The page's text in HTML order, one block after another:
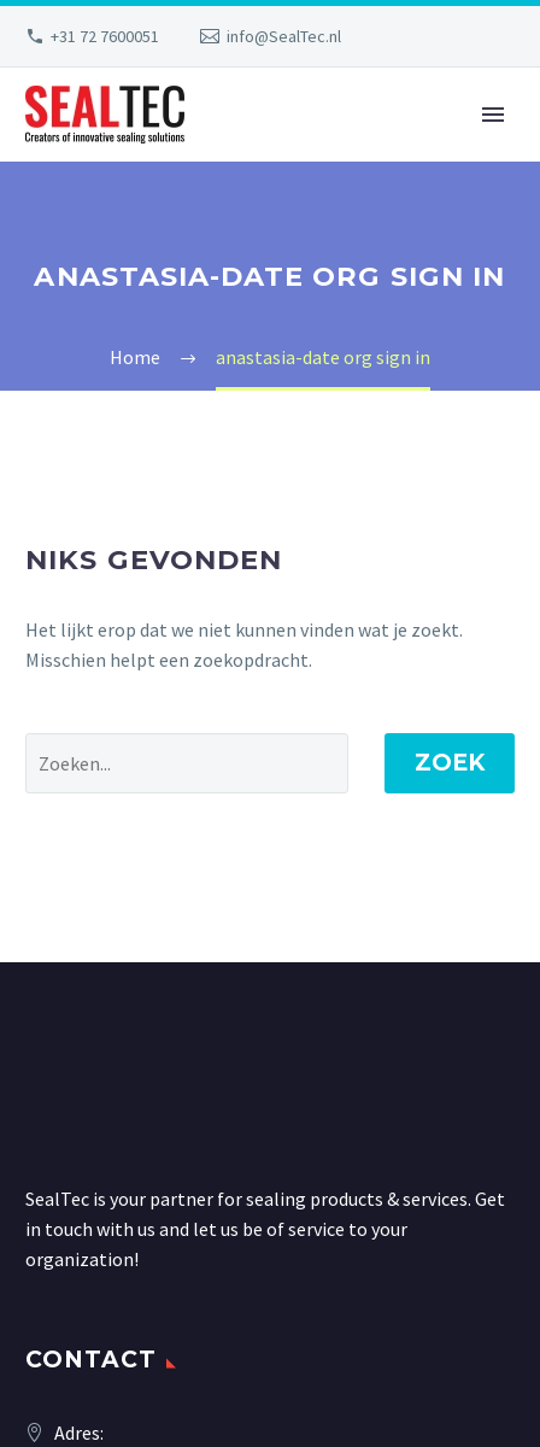
+31 72 7600051 info@SealTec.nl
ANASTASIA-DATE ORG SIGN IN
Home anastasia-date org sign in
NIKS GEVONDEN
Het lijkt erop dat we niet kunnen vinden wat je zoekt.
Misschien helpt een zoekopdracht.
ZOEK
SealTec is your partner for sealing products & services. Get
in touch with us and let us be of service to your
organization!
CONTACT
Adres: